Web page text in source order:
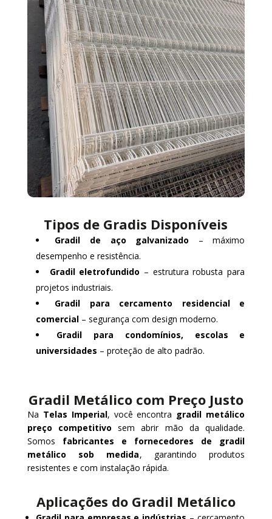
Tipos de Gradis Disponíveis
Gradil de aço galvanizado – máximo
desempenho e resistência.
Gradil eletrofundido – estrutura robusta para
projetos industriais.
Gradil para cercamento residencial e
comercial– segurança com design moderno.
Gradil para condomínios, escolas e
universidades – proteção de alto padrão.
Gradil Metálico com Preço Justo
Na Telas Imperial, você encontra gradil metálico
preço competitivo sem abrir mão da qualidade.
Somos fabricantes e fornecedores de gradil
metálico sob medida, garantindo produtos
resistentes e com instalação rápida.
Aplicações do Gradil Metálico